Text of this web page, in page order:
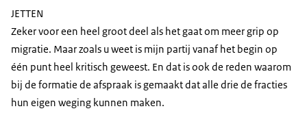
JETTEN
Zeker voor een heel groot deel als het gaat om meer grip op
migratie. Maar zoals u weet is mijn partij vanaf het begin op
één punt heel kritisch geweest. En dat is ook de reden waarom
bij de formatie de afspraak is gemaakt dat alle drie de fracties
hun eigen weging kunnen maken.